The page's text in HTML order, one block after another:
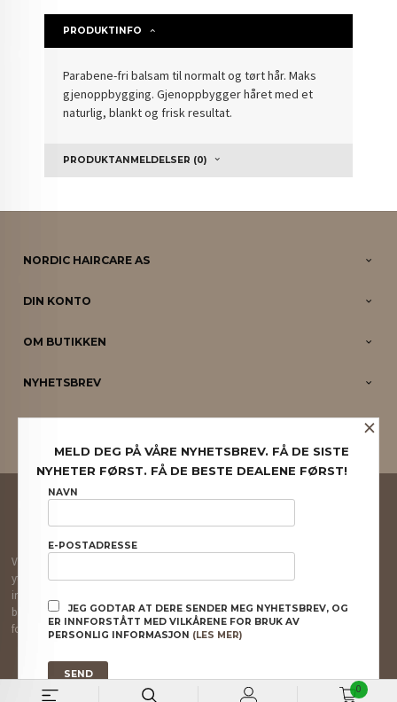
0
PRODUKTINFO
Parabene-fri balsam til normalt og tørt hår. Maks
gjenoppbygging. Gjenoppbygger håret med et
naturlig, blankt og frisk resultat.
PRODUKTANMELDELSER (0)
NORDIC HAIRCARE AS
DIN KONTO
OM BUTIKKEN
NYHETSBREV
PARTNERE
FRAKT
NYHETSBREV
Vår nettbutikk bruker cookies slik at du får en bedre kjøpsopplevelse og vi kan
yte deg bedre service. Vi bruker cookies hovedsaklig til å lagre
innloggingsdetaljer og huske hva du har puttet i handlekurven din. Fortsett å
bruke siden som normalt om du godtar dette.Les merellerendre innstillinger
for cookies.
×
MELD DEG PÅ VÅRE NYHETSBREV. FÅ DE SISTE
NYHETER FØRST. FÅ DE BESTE DEALENE FØRST!
NAVN
E-POSTADRESSE
JEG GODTAR AT DERE SENDER MEG NYHETSBREV, OG
ER INNFORSTÅTT MED VILKÅRENE FOR BRUK AV
PERSONLIG INFORMASJON (LES MER)